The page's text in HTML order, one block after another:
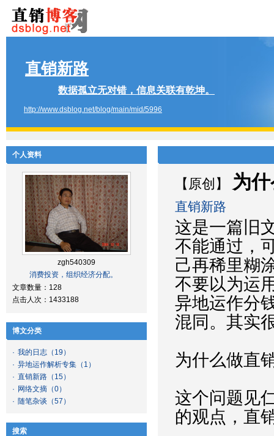
直销新路
数据孤立无对错，信息关联有乾坤。
http://www.dsblog.net/blog/main/mid/5996
个人资料
zgh540309
消费投资，组织经济分配。
文章数量：128
点击人次：1433188
博文分类
· 我的日志 （19）
· 异地运作解析专集 （1）
· 直销新路 （15）
· 网络文摘 （0）
· 随笔杂谈 （57）
搜索
【原创】 为
直销新路
这是一篇旧
不能通过，
己再稀里糊
不要以为运
异地运作分
混同。其实
为什么做直
这个问题见
的观点，直